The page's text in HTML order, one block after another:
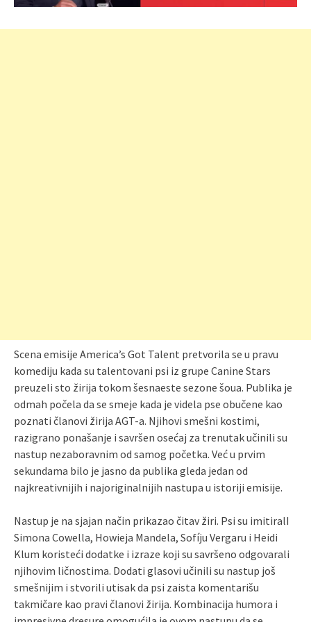
Scena emisije America’s Got Talent pretvorila se u pravu
komediju kada su talentovani psi iz grupe Canine Stars
preuzeli sto žirija tokom šesnaeste sezone šoua. Publika je
odmah počela da se smeje kada je videla pse obučene kao
poznati članovi žirija AGT-a. Njihovi smešni kostimi,
razigrano ponašanje i savršen osećaj za trenutak učinili su
nastup nezaboravnim od samog početka. Već u prvim
sekundama bilo je jasno da publika gleda jedan od
najkreativnijih i najoriginalnijih nastupa u istoriji emisije.
Nastup je na sjajan način prikazao čitav žiri. Psi su imitiralI
Simona Cowella, Howieja Mandela, Sofíju Vergaru i Heidi
Klum koristeći dodatke i izraze koji su savršeno odgovarali
njihovim ličnostima. Dodati glasovi učinili su nastup još
smešnijim i stvorili utisak da psi zaista komentarišu
takmičare kao pravi članovi žirija. Kombinacija humora i